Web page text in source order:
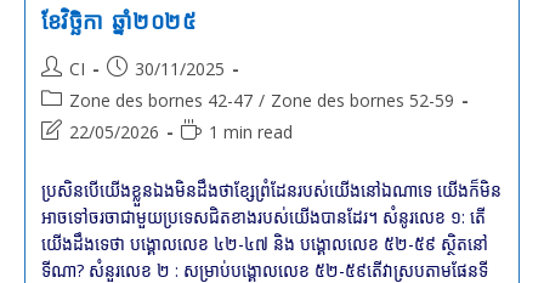
ខែវិច្ឆិកា ឆ្នាំ២០២៥
Post
author:
CI
Post
published:
30/11/2025
Post
category:
Zone des bornes 42-47 / Zone des bornes 52-59
Post
modified:
22/05/2026
Reading1 min read
ប្រសិនបើយើងខ្លួនឯងមិនដឹងថាខ្សែព្រំដែនរបស់យើងនៅឯណាទេ យើងក៏មិន
អាចទៅចរចាជាមួយប្រទេសជិតខាងរបស់យើងបានដែរ។ សំនូរលេខ ១: តើ
យើងដឹងទេថា បង្គោលលេខ ៤២-៤៧ និង បង្គោលលេខ ៥២-៥៩ ស្ថិតនៅ
ទីណា? សំនួរលេខ ២ : សម្រាប់បង្គោលលេខ ៥២-៥៩តើវាស្រប​តាមផែនទី